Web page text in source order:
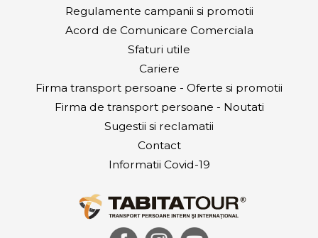
Regulamente campanii si promotii
Acord de Comunicare Comerciala
Sfaturi utile
Cariere
Firma transport persoane - Oferte si promotii
Firma de transport persoane - Noutati
Sugestii si reclamatii
Contact
Informatii Covid-19